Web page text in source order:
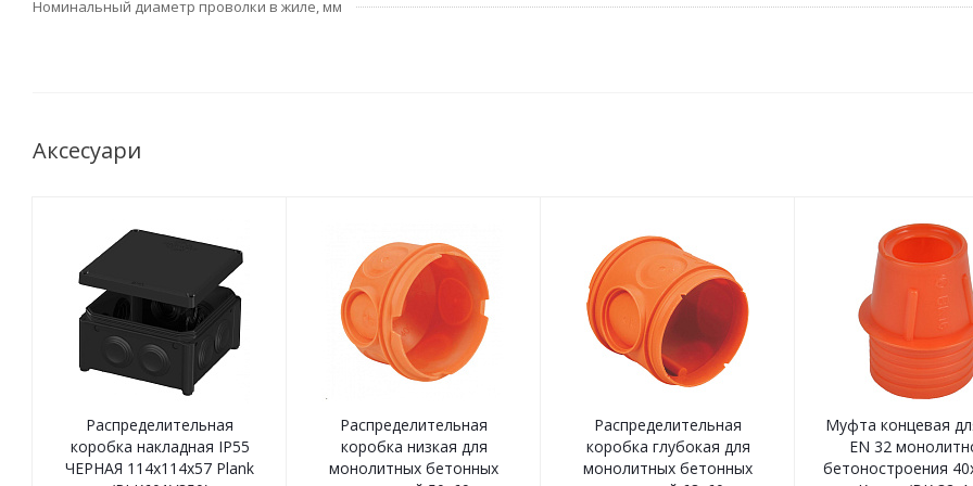
Номинальный диаметр проволки в жиле, мм
Аксесуари
Распределительная
коробка накладная IP55
ЧЕРНАЯ 114х114х57 Plank
Распределительная
коробка низкая для
монолитных бетонных
Распределительная
коробка глубокая для
монолитных бетонных
Муфта концевая
EN 32
бетоностроения